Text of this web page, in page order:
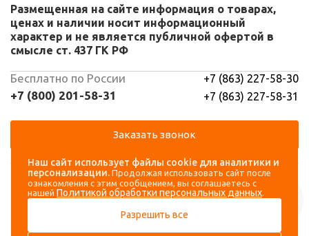
Навигация
Каталог
Аккаунт
Вход
Регистрация
Размещенная на сайте информация о товарах,
ценах и наличии носит информационный
характер и не является публичной офертой в
смысле ст. 437 ГК РФ
Бесплатно по России
+7 (800) 201-58-31
+7 (863) 227-58-30
+7 (863) 227-58-31
Заказать звонок
Наш сайт использует файлы cookie для аналитики и
персонализации. Продолжая использовать сайт после
ознакомления с этим сообщением, вы соглашаетесь с
нашей Политикой обработки персональных данных.
Разрешить все